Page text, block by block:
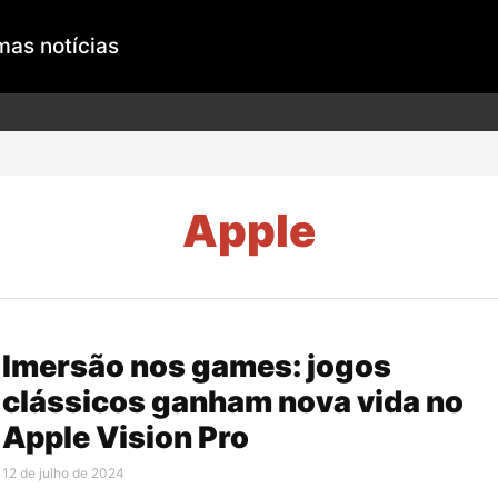
notícias
Apple
Imersão nos games: jogos
clássicos ganham nova vida no
Apple Vision Pro
12 de julho de 2024